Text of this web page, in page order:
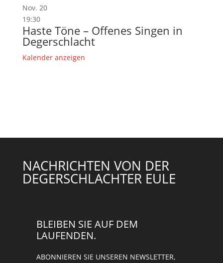
Nov. 20
19:30
Haste Töne – Offenes Singen in
Degerschlacht
Kalender anzeigen
NACHRICHTEN VON DER
DEGERSCHLACHTER EULE
BLEIBEN SIE AUF DEM
LAUFENDEN.
ABONNIEREN SIE UNSEREN NEWSLETTER,